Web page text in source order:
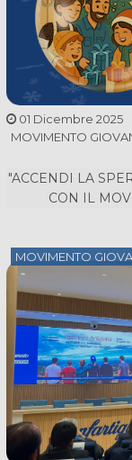
01 Dicembre 2025
MOVIMENTO
"ACCENDI LA
CON IL
MOVIMENTO